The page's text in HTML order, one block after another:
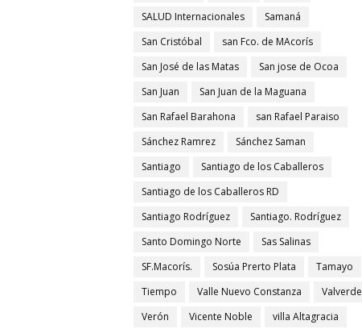
SALUD Internacionales
Samaná
San Cristóbal
san Fco. de MAcorís
San José de las Matas
San jose de Ocoa
San Juan
San Juan de la Maguana
San Rafael Barahona
san Rafael Paraiso
Sánchez Ramrez
Sánchez Saman
Santiago
Santiago de los Caballeros
Santiago de los Caballeros RD
Santiago Rodríguez
Santiago. Rodríguez
Santo Domingo Norte
Sas Salinas
SF.Macorís.
Sosúa Prerto Plata
Tamayo
Tiempo
Valle Nuevo Constanza
Valverde
Verón
Vicente Noble villa Altagracia